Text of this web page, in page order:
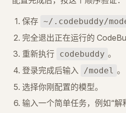
保存 ~/.codebuddy/
完全退出正在运行的
重新执行 codebuddy 。
登录完成后输入
/model 。
选择你刚配置的模型。
输入一个简单任务，例如“解